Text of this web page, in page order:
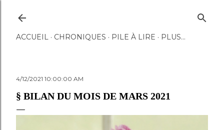
ACCUEIL CHRONIQUES PILE À LIRE PLUS…
4/12/2021 10:00:00 AM
§ BILAN DU MOIS DE MARS 2021